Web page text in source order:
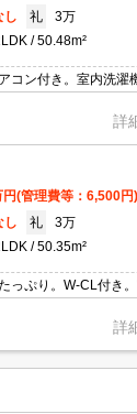
し 礼
3万
50.48m²
コン付き。室内洗濯
回35,000円、月額
詳
円(管理費等：6,500円)
し 礼
3万
50.35m²
っぷり。W-CL付き。
要(初回35,000円、
詳